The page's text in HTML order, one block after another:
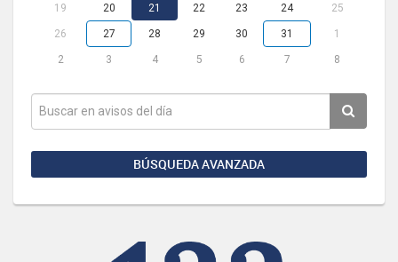
19
20 21 22 23 24 25
26 27 28 29 30 31 1
2 3 4 5 6 7 8
BÚSQUEDA AVANZADA